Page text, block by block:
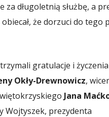
za długoletnią służbę, a
obiecał, że dorzuci do tego
gratulacje i
Okły-Drewnowicz,
Jana
Wojtyszek, prezydenta